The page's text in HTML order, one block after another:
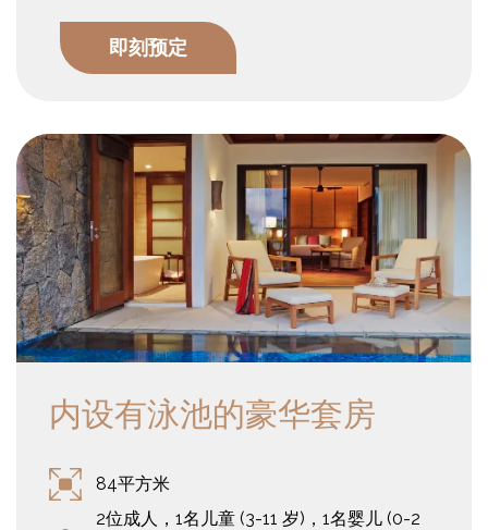
即刻预定
特别设计具宽敞活动空间的一层住所，内设有一个完全无人障碍
便利的浴室以及一个私人游泳池，专为那些残疾人士打造的舒适
和良好的整体保健空间。
内设有泳池的豪华套房
84平方米
2位成人，1名儿童 (3-11 岁)，1名婴儿 (0-2